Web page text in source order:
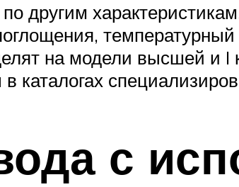
другим
температурный
на модели высшей и I
каталогах
с